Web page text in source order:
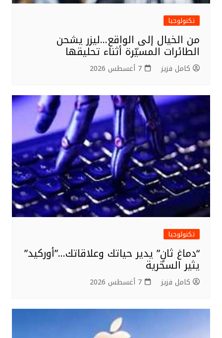
تكنولوجيا
من الخيال إلى الواقع…ليزر يشحن
الطائرات المسيّرة أثناء تحليقها
كامل فزيز 7 أغسطس 2026
تكنولوجيا
“دماغ ثانٍ” يدير حياتك وعلاقاتك…”أوركيد”
يثير السخرية
كامل فزيز 7 أغسطس 2026